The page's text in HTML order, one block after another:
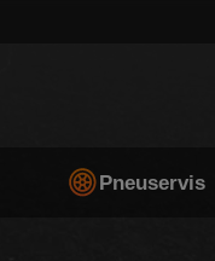
Pneuservis